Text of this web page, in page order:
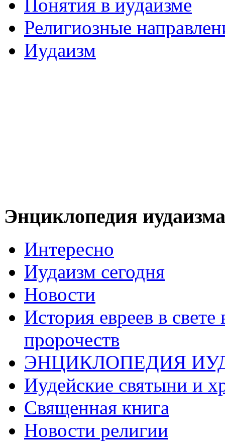
Понятия в иудаизме
Религиозные
Иудаизм
Энциклопедия иудаизма
Интересно
Иудаизм сегодня
Новости
История евреев в
пророчеств
ЭНЦИКЛОПЕДИЯ
Иудейские святыни и
Священная книга
Новости религии